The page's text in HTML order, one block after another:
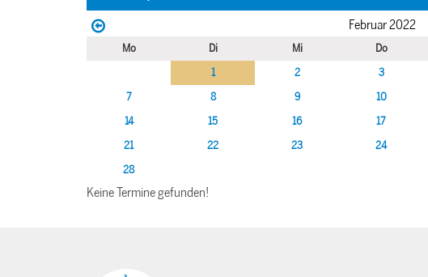
Februar 2022
Mo Di Mi Do
1
2 3
7
8 9 10
14
15 16 17
21
22 23 24
28
Keine Termine gefunden!